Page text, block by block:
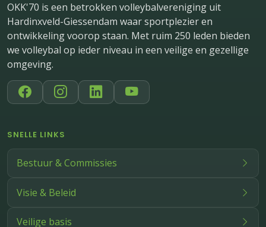
OKK'70 is een betrokken volleybalvereniging uit
Hardinxveld-Giessendam waar sportplezier en
ontwikkeling voorop staan. Met ruim 250 leden bieden
we volleybal op ieder niveau in een veilige en gezellige
omgeving.
SNELLE LINKS
Bestuur & Commissies
Visie & Beleid
Veilige basis